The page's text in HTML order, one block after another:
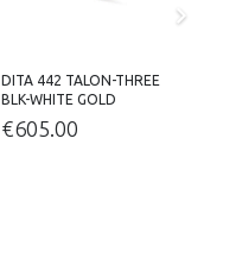
DITA 442 TALON-THREE
BLK-WHITE GOLD
€605.00